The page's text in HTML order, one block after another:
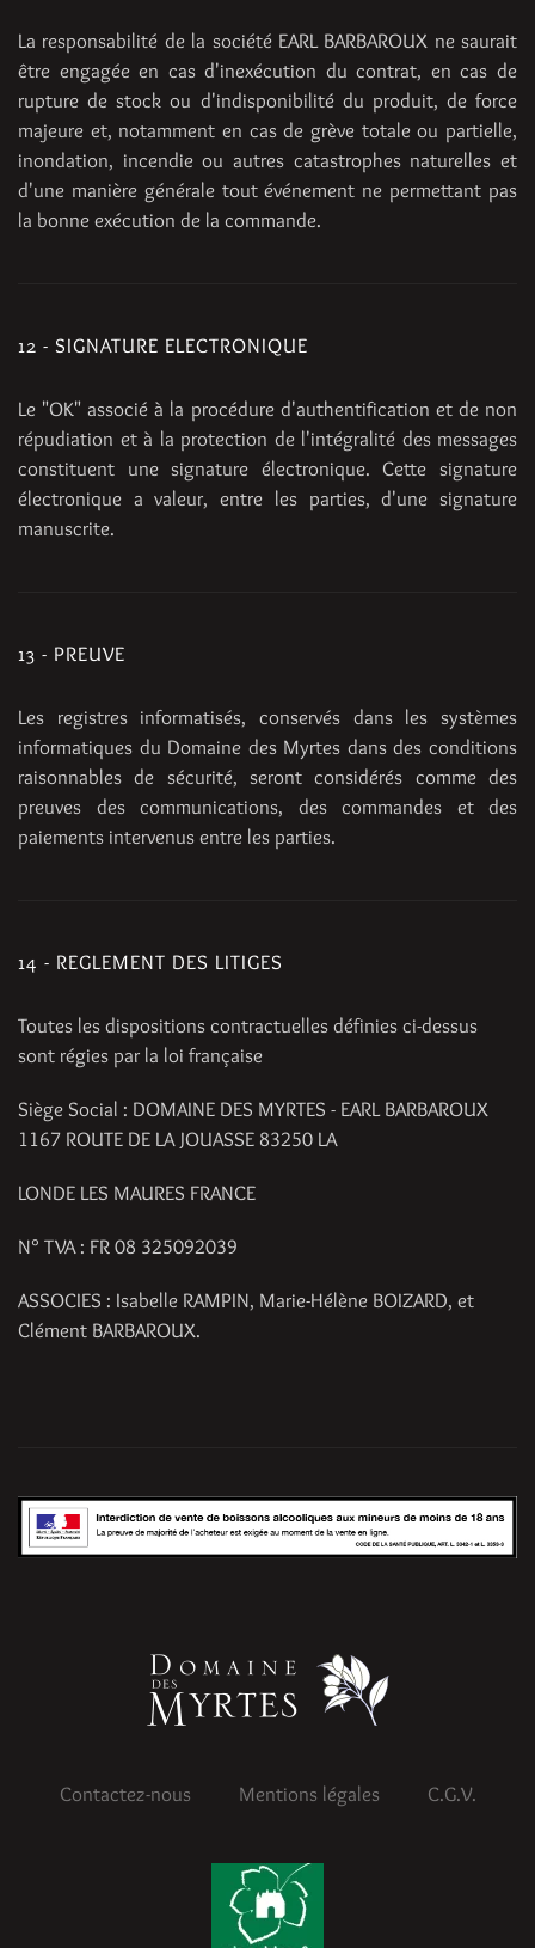
La responsabilité de la société EARL BARBAROUX ne saurait
être engagée en cas d'inexécution du contrat, en cas de
rupture de stock ou d'indisponibilité du produit, de force
majeure et, notamment en cas de grève totale ou partielle,
inondation, incendie ou autres catastrophes naturelles et
d'une manière générale tout événement ne permettant pas
la bonne exécution de la commande.
12 - SIGNATURE ELECTRONIQUE
Le "OK" associé à la procédure d'authentification et de non
répudiation et à la protection de l'intégralité des messages
constituent une signature électronique. Cette signature
électronique a valeur, entre les parties, d'une signature
manuscrite.
13 - PREUVE
Les registres informatisés, conservés dans les systèmes
informatiques du Domaine des Myrtes dans des conditions
raisonnables de sécurité, seront considérés comme des
preuves des communications, des commandes et des
paiements intervenus entre les parties.
14 - REGLEMENT DES LITIGES
Toutes les dispositions contractuelles définies ci-dessus
sont régies par la loi française
Siège Social : DOMAINE DES MYRTES - EARL BARBAROUX
1167 ROUTE DE LA JOUASSE 83250 LA
LONDE LES MAURES FRANCE
N° TVA : FR 08 325092039
ASSOCIES : Isabelle RAMPIN, Marie-Hélène BOIZARD, et
Clément BARBAROUX.
Contactez-nous Mentions légales C.G.V.